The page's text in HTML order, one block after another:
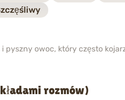
owoc, który często
rozmów)